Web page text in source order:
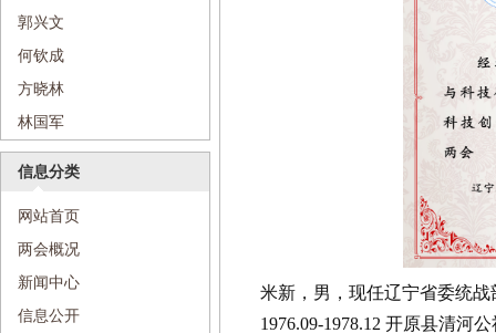
​郭兴文
何钦成
方晓林
林国军
信息分类
网站首页
两会概况
新闻中心
信息公开
米新，男，现任辽宁省委统战
1976.09-1978.12 开原县清河